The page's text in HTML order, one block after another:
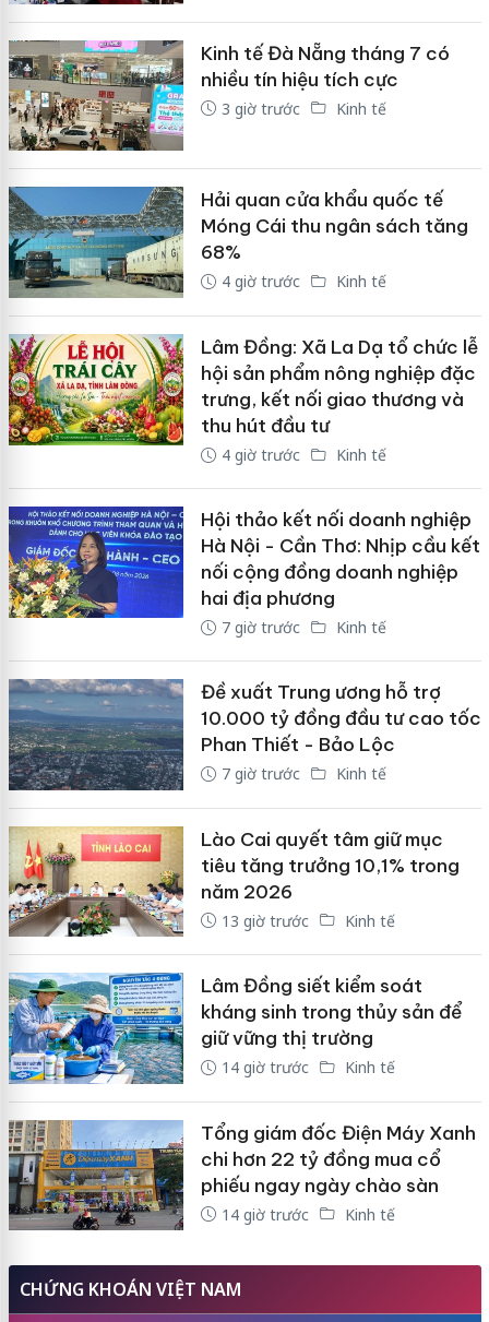
Kinh tế Đà Nẵng tháng 7 có
nhiều tín hiệu tích cực
3 giờ trước Kinh tế
Hải quan cửa khẩu quốc tế
Móng Cái thu ngân sách tăng
68%
4 giờ trước Kinh tế
Lâm Đồng: Xã La Dạ tổ chức lễ
hội sản phẩm nông nghiệp đặc
trưng, kết nối giao thương và
thu hút đầu tư
4 giờ trước Kinh tế
Hội thảo kết nối doanh nghiệp
Hà Nội - Cần Thơ: Nhịp cầu kết
nối cộng đồng doanh nghiệp
hai địa phương
7 giờ trước Kinh tế
Đề xuất Trung ương hỗ trợ
10.000 tỷ đồng đầu tư cao tốc
Phan Thiết - Bảo Lộc
7 giờ trước Kinh tế
Lào Cai quyết tâm giữ mục
tiêu tăng trưởng 10,1% trong
năm 2026
13 giờ trước Kinh tế
Lâm Đồng siết kiểm soát
kháng sinh trong thủy sản để
giữ vững thị trường
14 giờ trước Kinh tế
Tổng giám đốc Điện Máy Xanh
chi hơn 22 tỷ đồng mua cổ
phiếu ngay ngày chào sàn
14 giờ trước Kinh tế
CHỨNG KHOÁN VIỆT NAM